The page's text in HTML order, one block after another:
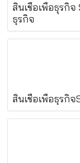
สินเชื่อเพื่อธุรกิ
ธุรกิจ
สินเชื่อเพื่อธุรกิจ